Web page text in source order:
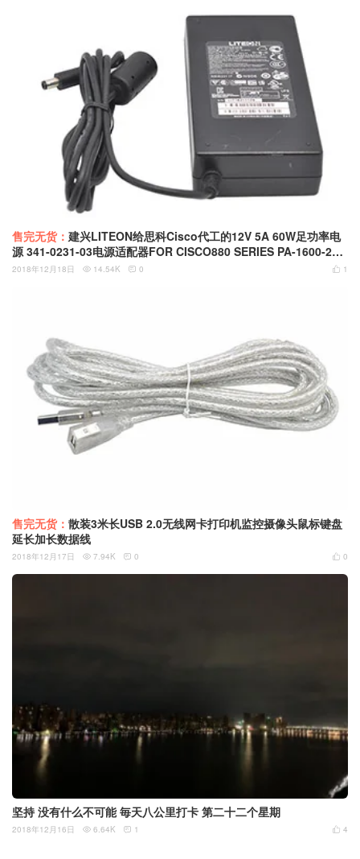
售完无货： 建兴LITEON给思科Cisco代工的12V 5A 60W足功率电
源 341-0231-03电源适配器FOR CISCO880 SERIES PA-1600-2A-
LF
 1
2018年12月18日  14.54K  0
售完无货： 散装3米长USB 2.0无线网卡打印机监控摄像头鼠标键盘
延长加长数据线
 0
2018年12月17日  7.94K  0
坚持 没有什么不可能 毎天八公里打卡 第二十二个星期
 4
2018年12月16日  6.64K  1